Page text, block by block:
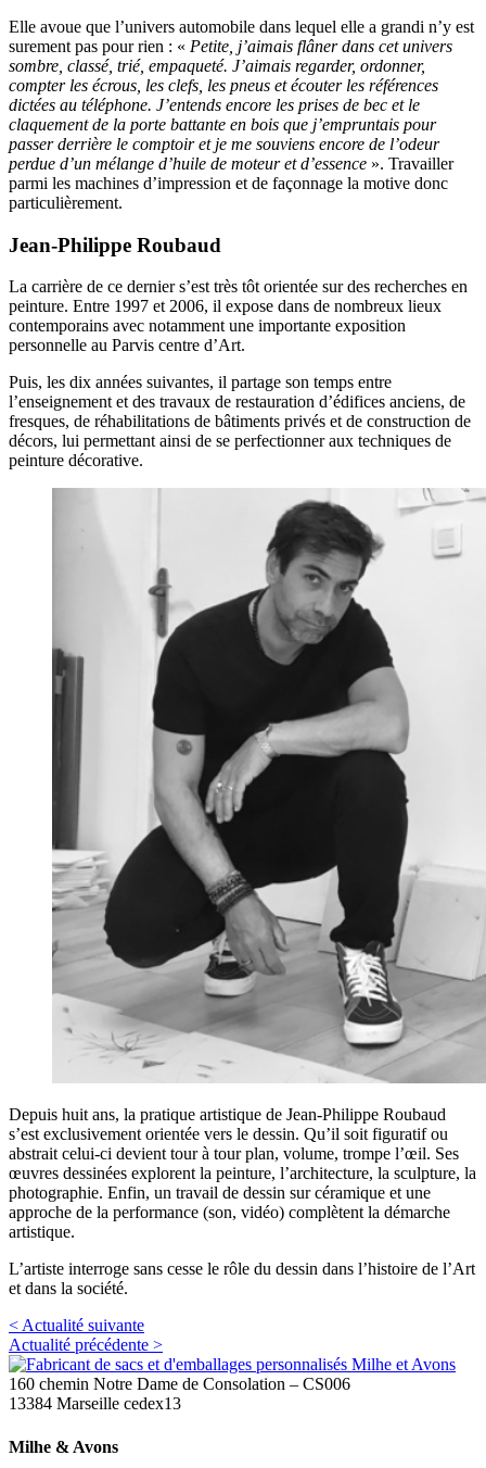
Elle avoue que l’univers automobile dans lequel elle a grandi n’y est
surement pas pour rien : « Petite, j’aimais flâner dans cet univers
sombre, classé, trié, empaqueté. J’aimais regarder, ordonner,
compter les écrous, les clefs, les pneus et écouter les références
dictées au téléphone. J’entends encore les prises de bec et le
claquement de la porte battante en bois que j’empruntais pour
passer derrière le comptoir et je me souviens encore de l’odeur
perdue d’un mélange d’huile de moteur et d’essence ». Travailler
parmi les machines d’impression et de façonnage la motive donc
particulièrement.
Jean-Philippe Roubaud
La carrière de ce dernier s’est très tôt orientée sur des recherches en
peinture. Entre 1997 et 2006, il expose dans de nombreux lieux
contemporains avec notamment une importante exposition
personnelle au Parvis centre d’Art.
Puis, les dix années suivantes, il partage son temps entre
l’enseignement et des travaux de restauration d’édifices anciens, de
fresques, de réhabilitations de bâtiments privés et de construction de
décors, lui permettant ainsi de se perfectionner aux techniques de
peinture décorative.
Depuis huit ans, la pratique artistique de Jean-Philippe Roubaud
s’est exclusivement orientée vers le dessin. Qu’il soit figuratif ou
abstrait celui-ci devient tour à tour plan, volume, trompe l’œil. Ses
œuvres dessinées explorent la peinture, l’architecture, la sculpture, la
photographie. Enfin, un travail de dessin sur céramique et une
approche de la performance (son, vidéo) complètent la démarche
artistique.
L’artiste interroge sans cesse le rôle du dessin dans l’histoire de l’Art
et dans la société.
< Actualité suivante
Actualité précédente >
160 chemin Notre Dame de Consolation – CS006
13384 Marseille cedex13
Milhe & Avons